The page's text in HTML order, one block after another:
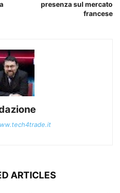
presenza sul mercato
francese
ARTICLES